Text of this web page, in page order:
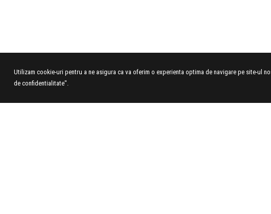
Utilizam cookie-uri pentru a ne asigura ca va oferim o experienta optima de navigare pe site-
de confidentialitate".